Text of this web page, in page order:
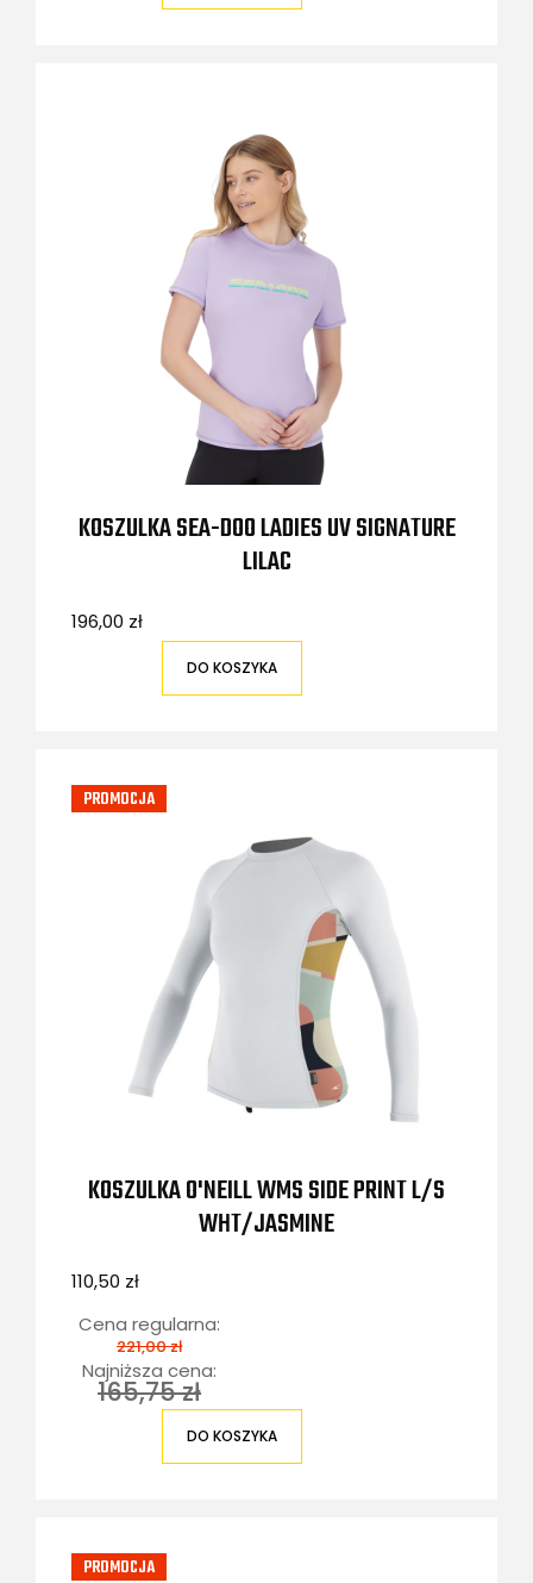
KOSZULKA SEA-DOO LADIES UV SIGNATURE
LILAC
196,00 zł
DO KOSZYKA
KOSZULKA O'NEILL WMS SIDE PRINT L/S
WHT/JASMINE
110,50 zł
Cena regularna:
221,00 zł
Najniższa cena:
165,75 zł
DO KOSZYKA
PROMOCJA
PROMOCJA